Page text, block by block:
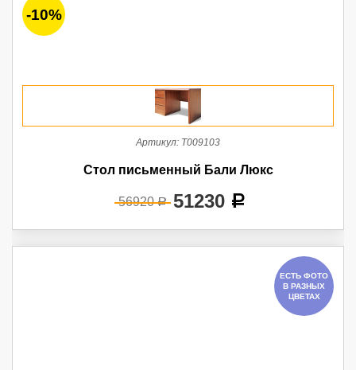
-10%
Артикул: Т009103
Стол письменный Бали Люкс
56920a 51230 a
ЕСТЬ ФОТО
В РАЗНЫХ
ЦВЕТАХ